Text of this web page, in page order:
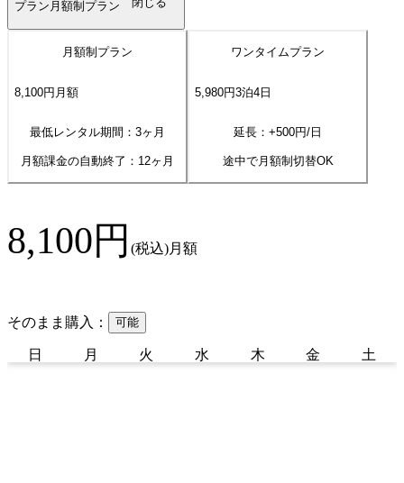
プラン 月額制プラン
月額制プラン
8,100円 月額
最低レンタル期間：3ヶ月
月額課金の自動終了： 12ヶ月
ワンタイムプラン
5,980円3泊4日
延長：+500円/日
途中で月額制切替OK
8,100円 (税込)月額
そのまま購入： 可能
日 月 火 水 木 金 土